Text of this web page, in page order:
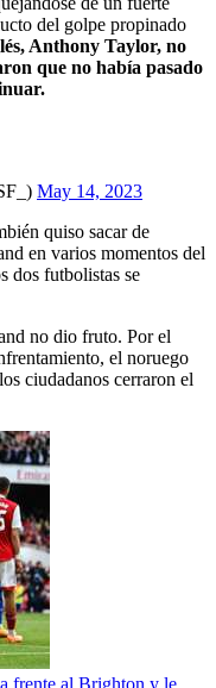
del golpe propinado
Anthony Taylor, no
que no había pasado
May 14, 2023
quiso sacar de
en varios momentos del
dos futbolistas se
no dio fruto. Por el
el noruego
ciudadanos cerraron el
frente al Brighton y le